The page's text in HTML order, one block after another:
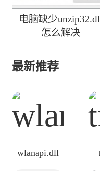
电脑缺少
怎么解决
最新推荐
wlanapi.dll